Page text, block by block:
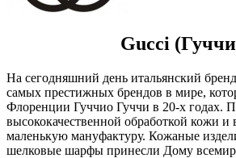
Gucci
На сегодняшний день итальянский
самых престижных брендов в мире,
Флоренции Гуччио Гуччи в 20-х годах.
высококачественной обработкой кожи и
маленькую мануфактуру. Кожаные
шелковые шарфы принесли Дому